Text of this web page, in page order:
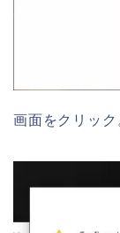
画面をクリック